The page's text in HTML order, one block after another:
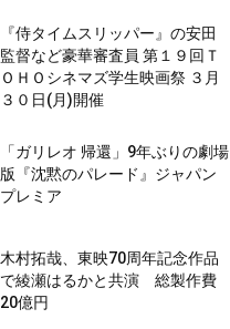
『侍タイムスリッパー』の安田
監督など豪華審査員 第１９回Ｔ
ＯＨＯシネマズ学生映画祭 ３月
３０日(月)開催
「ガリレオ 帰還」9年ぶりの劇場
版『沈黙のパレード』ジャパン
プレミア
木村拓哉、東映70周年記念作品
で綾瀬はるかと共演 総製作費
20億円